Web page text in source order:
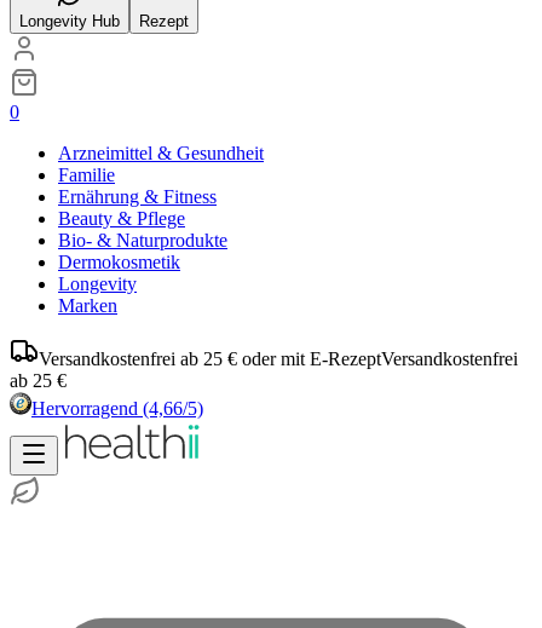
Longevity Hub Rezept
0
Arzneimittel & Gesundheit
Familie
Ernährung & Fitness
Beauty & Pflege
Bio- & Naturprodukte
Dermokosmetik
Longevity
Marken
Versandkostenfrei ab 25 € oder mit E-RezeptVersandkostenfrei
ab 25 €
Hervorragend (4,66/5)